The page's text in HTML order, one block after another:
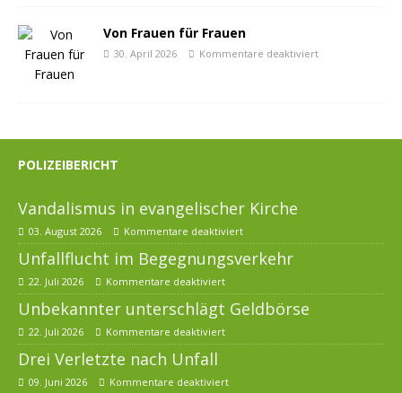
Von Frauen für Frauen
30. April 2026 Kommentare deaktiviert
POLIZEIBERICHT
Vandalismus in evangelischer Kirche
03. August 2026 Kommentare deaktiviert
Unfallflucht im Begegnungsverkehr
22. Juli 2026 Kommentare deaktiviert
Unbekannter unterschlägt Geldbörse
22. Juli 2026 Kommentare deaktiviert
Drei Verletzte nach Unfall
09. Juni 2026 Kommentare deaktiviert